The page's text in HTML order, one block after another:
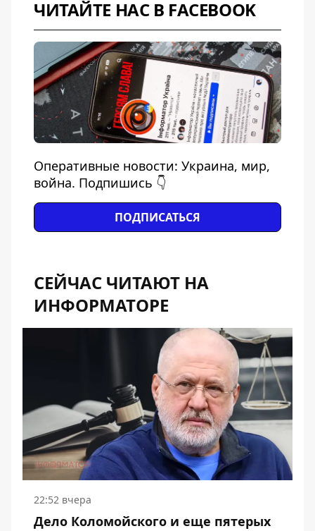
ЧИТАЙТЕ НАС В FACEBOOK
Оперативные новости: Украина, мир,
война. Подпишись 👇
ПОДПИСАТЬСЯ
СЕЙЧАС ЧИТАЮТ НА
ИНФОРМАТОРЕ
22:52 вчера
Дело Коломойского и еще пятерых